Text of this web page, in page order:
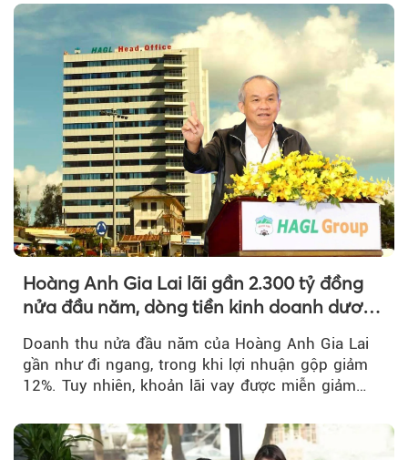
Hoàng Anh Gia Lai lãi gần 2.300 tỷ đồng
nửa đầu năm, dòng tiền kinh doanh dương
Doanh thu nửa đầu năm của Hoàng Anh Gia Lai
gần như đi ngang, trong khi lợi nhuận gộp giảm
12%. Tuy nhiên, khoản lãi vay được miễn giảm